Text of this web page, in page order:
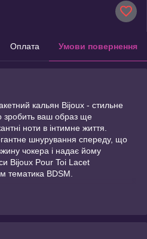
Оплата Умови повернення
кальян Bijoux - стильне
зробить ваш образ ще
ноти в інтимне життя.
шнурування спереду, що
чокера і надає йому
Bijoux Pour Toi Lacet
тематика BDSM.